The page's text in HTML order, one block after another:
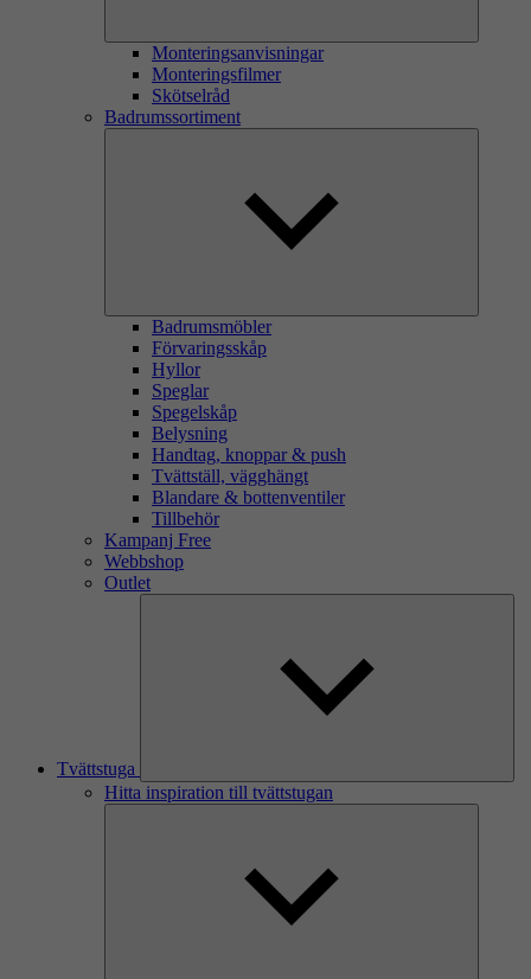
Monteringsanvisningar
Monteringsfilmer
Skötselråd
Badrumssortiment
Badrumsmöbler
Förvaringsskåp
Hyllor
Speglar
Spegelskåp
Belysning
Handtag, knoppar & push
Tvättställ, vägghängt
Blandare & bottenventiler
Tillbehör
Kampanj Free
Webbshop
Outlet
Tvättstuga
Hitta inspiration till tvättstugan